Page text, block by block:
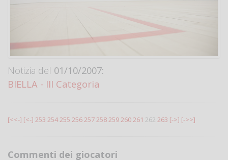
Notizia del 01/10/2007:
BIELLA - III Categoria
[<<-] [<-] 253 254255 256257258259260261 262 263 [->] [->>]
Commenti dei giocatori